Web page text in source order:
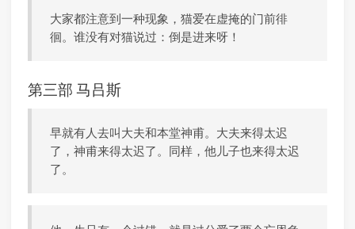
大家都注意到一种现象，猫爱在虚掩的门前徘
徊。谁没有对猫说过：倒是进来呀！
第三部 马吕斯
早就有人去叫大夫和本堂神甫。大夫来得太迟
了，神甫来得太迟了。同样，他儿子也来得太迟
了。